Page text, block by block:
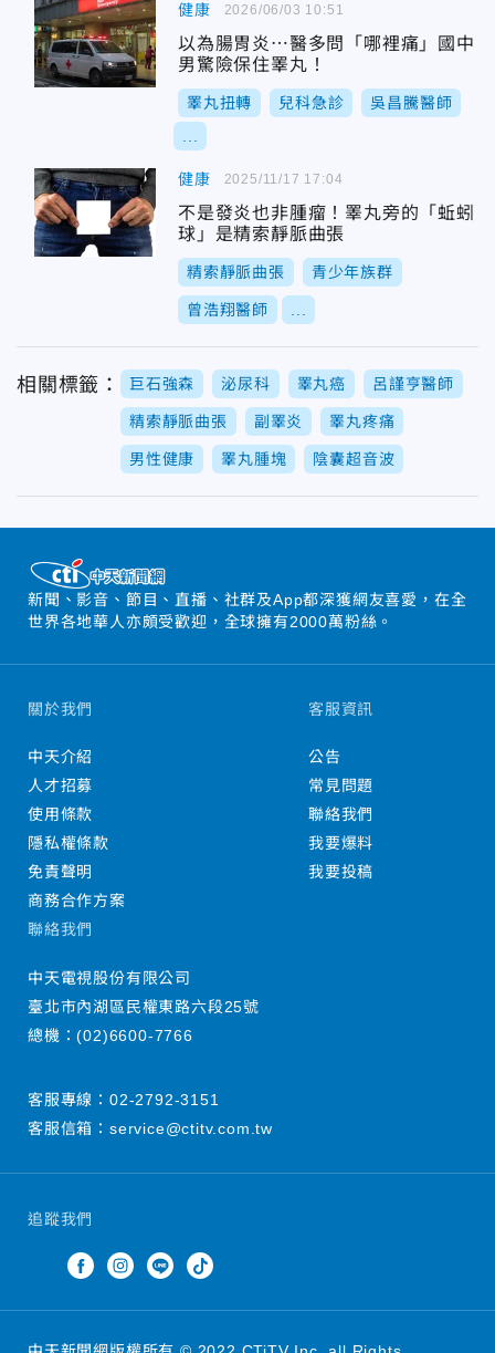
健康
以為腸胃炎⋯醫多問「哪裡痛」國中
男驚險保住睪丸！
睪丸扭轉 兒科急診 吳昌騰醫師
2026/06/03 10:51
健康
不是發炎也非腫瘤！睪丸旁的「蚯蚓
球」是精索靜脈曲張
精索靜脈曲張 青少年族群
曾浩翔醫師
2025/11/17 17:04
相關標籤： 巨石強森 泌尿科 睪丸癌 呂謹亨醫師
精索靜脈曲張 副睪炎 睪丸疼痛
男性健康 睪丸腫塊 陰囊超音波
新聞、影音、節目、直播、社群及App都深獲網友喜愛，在全
世界各地華人亦頗受歡迎，全球擁有2000萬粉絲。
追蹤我們
關於我們
中天介紹
人才招募
使用條款
隱私權條款
免責聲明
商務合作方案
客服資訊
公告
常見問題
聯絡我們
我要爆料
我要投稿
聯絡我們
中天電視股份有限公司
臺北市內湖區民權東路六段25號
總機：(02)6600-7766
客服專線： 02-2792-3151
客服信箱： service@ctitv.com.tw